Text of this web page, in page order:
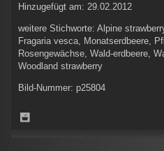
Hinzugefügt am: 29.02.2012
weitere Stichworte: Alpine
Fragaria vesca, Monatserdbeere,
Rosengewächse, Wald-erdbeere,
Woodland strawberry
Bild-Nummer: p25804